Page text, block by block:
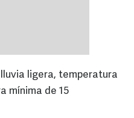
lluvia ligera, temperatura
mínima de 15